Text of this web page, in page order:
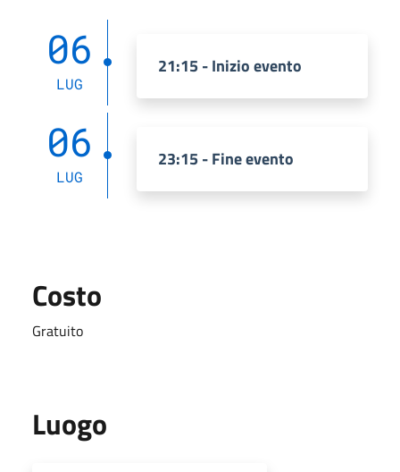
06
LUG
21:15 - Inizio evento
06
LUG
23:15 - Fine evento
Costo
Gratuito
Luogo